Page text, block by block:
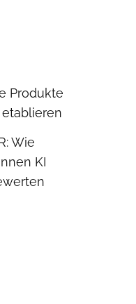
Produkte
Wie
KI